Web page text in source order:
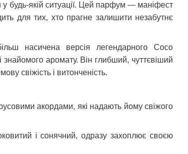
будь-якій ситуації. Цей парфум — маніфест
для тих, хто прагне залишити незабутнє
насичена версія легендарного Coco
знайомого аромату. Він глибший, чуттєвіший
свіжість і витонченість.
акордами, які надають йому свіжого
і сонячний, одразу захоплює своєю